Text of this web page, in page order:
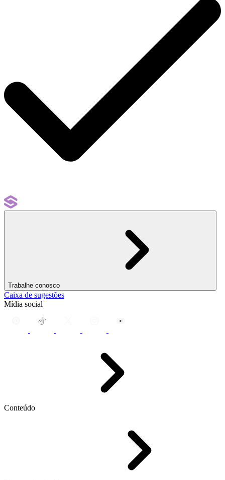
Trabalhe conosco
Caixa de sugestões
Mídia social
Conteúdo